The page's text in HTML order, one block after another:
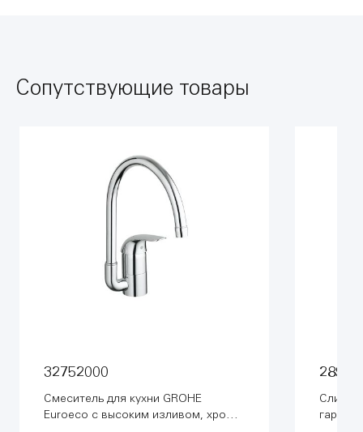
Сопутствующие товары
32752000
Смеситель для кухни GROHE
Euroeco с высоким изливом, хром